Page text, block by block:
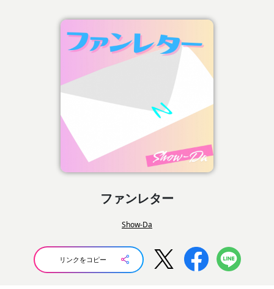
ファンレター
Show-Da
リンクをコピー